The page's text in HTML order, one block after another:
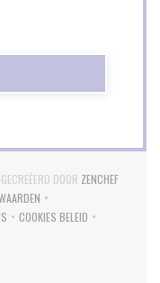
DOOR ZENCHEF((OPENT
IN EEN NIEUW VENSTER))
VENSTER))
COOKIES BELEID
((OPENT IN EEN NIEUW
EEN NIEUW VENSTER))